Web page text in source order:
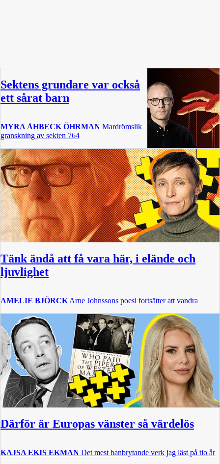
Sektens grundare var också
ett sårat barn
MYRA ÅHBECK ÖHRMAN Mardrömslik
granskning av sekten 764
Tänk ändå att få vara här, i elände och
ljuvlighet
AMELIE BJÖRCK Arne Johnssons poesi fortsätter att vandra
Därför är Europas vänster så värdelös
KAJSA EKIS EKMAN Det mest banbrytande verk jag läst på tio år